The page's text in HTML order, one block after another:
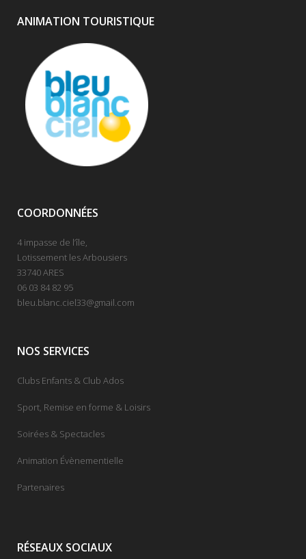
ANIMATION TOURISTIQUE
COORDONNÉES
4 impasse de l’île,
Lotissement les Arbousiers
33740 ARES
06 03 84 82 95
bleu.blanc.ciel33@gmail.com
NOS SERVICES
Clubs Enfants & Club Ados
Sport, Remise en forme & Loisirs
Soirées & Spectacles
Animation Évènementielle
Partenaires
RÉSEAUX SOCIAUX